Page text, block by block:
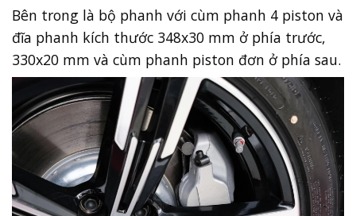
Bên trong là bộ phanh với cùm phanh 4 piston và
đĩa phanh kích thước 348x30 mm ở phía trước,
330x20 mm và cùm phanh piston đơn ở phía sau.